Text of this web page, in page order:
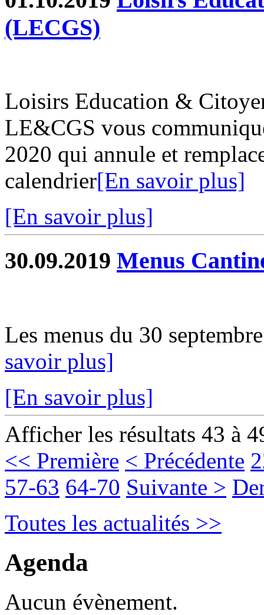
(LECGS)
Loisirs Education &
LE&CGS vous
2020 qui annule et
calendrier[En savoir plus]
[En savoir plus]
30.09.2019 Menus
Les menus du 30
savoir plus]
[En savoir plus]
Afficher les résultats 43 à
<< Première < Précédente
57-63 64-70 Suivante >
Toutes les actualités >>
Agenda
Aucun évènement.